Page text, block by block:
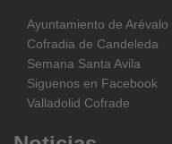
Ayuntamiento de Arévalo
Cofradia de Candeleda
Semana Santa Avila
Siguenos en Facebook
Valladolid Cofrade